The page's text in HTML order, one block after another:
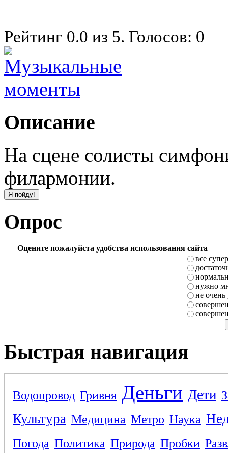
Рейтинг 0.0 из 5. Голосов: 0
Описание
На сцене солисты
филармонии.
Опрос
Оцените пожалуйста удобства использования сайта
все супер
нужно
не очень
Быстрая навигация
Водопровод Гривня Деньги Дети
Культура Медицина Метро Наука
Погода Политика Природа Пробки